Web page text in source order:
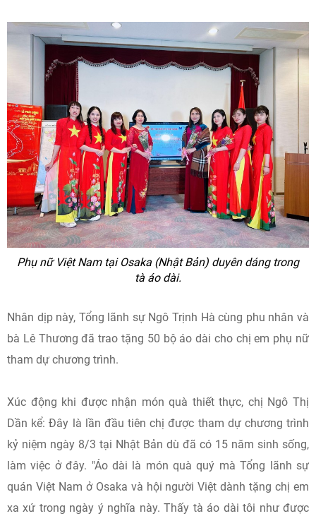
Phụ nữ Việt Nam tại Osaka (Nhật Bản) duyên dáng trong
tà áo dài.
Nhân dịp này, Tổng lãnh sự Ngô Trịnh Hà cùng phu nhân và
bà Lê Thương đã trao tặng 50 bộ áo dài cho chị em phụ nữ
tham dự chương trình.
Xúc động khi được nhận món quà thiết thực, chị Ngô Thị
Dần kể: Đây là lần đầu tiên chị được tham dự chương trình
kỷ niệm ngày 8/3 tại Nhật Bản dù đã có 15 năm sinh sống,
làm việc ở đây. "Áo dài là món quà quý mà Tổng lãnh sự
quán Việt Nam ở Osaka và hội người Việt dành tặng chị em
xa xứ trong ngày ý nghĩa này. Thấy tà áo dài tôi như được